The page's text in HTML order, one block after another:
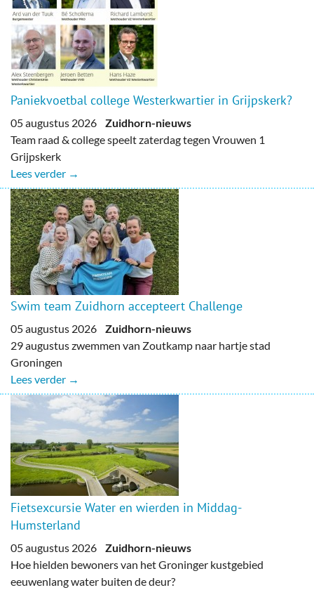
Paniekvoetbal college Westerkwartier in Grijpskerk?
05 augustus 2026 Zuidhorn-nieuws
Team raad & college speelt zaterdag tegen Vrouwen 1
Grijpskerk
Lees verder →
Swim team Zuidhorn accepteert Challenge
05 augustus 2026 Zuidhorn-nieuws
29 augustus zwemmen van Zoutkamp naar hartje stad
Groningen
Lees verder →
Fietsexcursie Water en wierden in Middag-
Humsterland
05 augustus 2026 Zuidhorn-nieuws
Hoe hielden bewoners van het Groninger kustgebied
eeuwenlang water buiten de deur?